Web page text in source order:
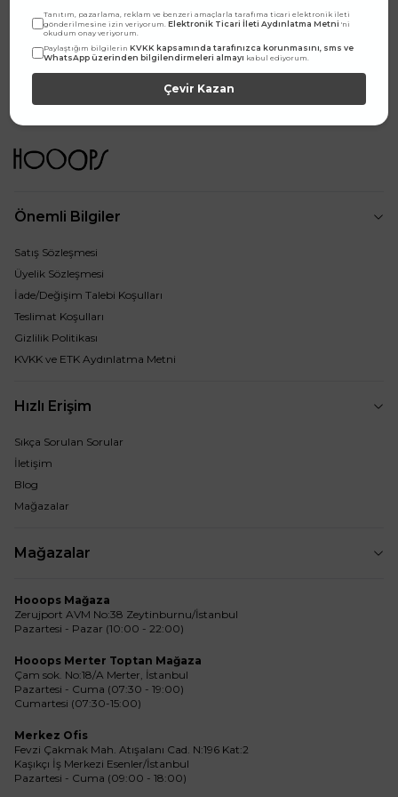
E-Bültene abone ol, yeniliklerden ilk sen haberdar ol.
Kampanyalar, ürünler ve değişiklikler hakkında e-mail ve SMS almayı kendi
Önemli Bilgiler
Satış Sözleşmesi
Üyelik Sözleşmesi
İade/Değişim Talebi Koşulları
Teslimat Koşulları
Gizlilik Politikası
KVKK ve ETK Aydınlatma Metni
Hızlı Erişim
Sıkça Sorulan Sorular
İletişim
Blog
Mağazalar
Mağazalar
Hooops Mağaza
Zerujport AVM No:38 Zeytinburnu/İstanbul
Pazartesi - Pazar (10:00 - 22:00)
Hooops Merter Toptan Mağaza
Çam sok. No:18/A Merter, İstanbul
Pazartesi - Cuma (07:30 - 19:00)
Cumartesi (07:30-15:00)
Merkez Ofis
Fevzi Çakmak Mah. Atışalanı Cad. N:196 Kat:2
Kaşıkçı İş Merkezi Esenler/İstanbul
Pazartesi - Cuma (09:00 - 18:00)
Tanıtım, pazarlama, reklam ve benzeri amaçlarla tarafıma ticari elektronik ileti
gönderilmesine izin veriyorum.Elektronik Ticari İleti Aydınlatma Metni 'ni
okudum onay veriyorum.
Paylaştığım bilgilerinKVKK kapsamında tarafınızca korunmasını, sms ve
WhatsApp üzerinden bilgilendirmeleri almayı kabul ediyorum.
Çevir Kazan